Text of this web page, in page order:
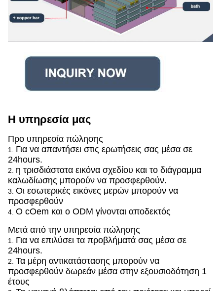
Η υπηρεσία μας
Προ υπηρεσία πώλησης
1. Για να απαντήσει στις ερωτήσεις σας μέσα σε
24hours.
2. η τρισδιάστατα εικόνα σχεδίου και το διάγραμμα
καλωδίωσης μπορούν να προσφερθούν.
3. Οι εσωτερικές εικόνες μερών μπορούν να
προσφερθούν
4. Ο cOem και ο ODM γίνονται αποδεκτός
Μετά από την υπηρεσία πώλησης
1. Για να επιλύσει τα προβλήματά σας μέσα σε
24hours.
2. Τα μέρη αντικατάστασης μπορούν να
προσφερθούν δωρεάν μέσα στην εξουσιοδότηση 1
έτους